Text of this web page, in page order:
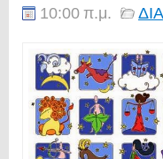
10:00 π.μ.